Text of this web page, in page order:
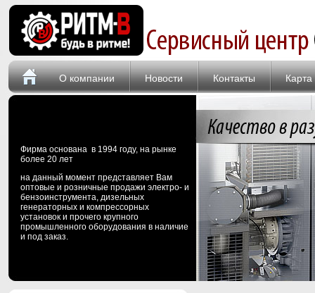
О компании Новости Контакты Карта
Фирма основана в 1994 году, на рынке
более 20 лет
на данный момент представляет Вам
оптовые и розничные продажи электро- и
бензоинструмента, дизельных
генераторных и компрессорных
установок и прочего крупного
промышленного оборудования в наличие
и под заказ.